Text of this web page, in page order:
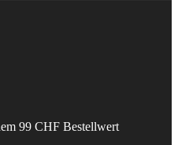
99 CHF Bestellwert